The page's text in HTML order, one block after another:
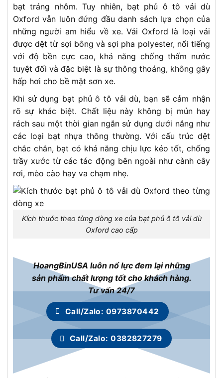
bạt tráng nhôm. Tuy nhiên, bạt phủ ô tô vải dù
Oxford vẫn luôn đứng đầu danh sách lựa chọn của
những người am hiểu về xe. Vải Oxford là loại vải
được dệt từ sợi bông và sợi pha polyester, nổi tiếng
với độ bền cực cao, khả năng chống thấm nước
tuyệt đối và đặc biệt là sự thông thoáng, không gây
hấp hơi cho bề mặt sơn xe.
Khi sử dụng bạt phủ ô tô vải dù, bạn sẽ cảm nhận
rõ sự khác biệt. Chất liệu này không bị mủn hay
rách sau một thời gian ngắn sử dụng dưới nắng như
các loại bạt nhựa thông thường. Với cấu trúc dệt
chắc chắn, bạt có khả năng chịu lực kéo tốt, chống
trầy xước từ các tác động bên ngoài như cành cây
rơi, mèo cào hay va chạm nhẹ.
Kích thước theo từng dòng xe của bạt phủ ô tô vải dù
Oxford cao cấp
HoangBinUSA luôn nổ lực đem lại những
sản phẩm chất lượng tốt cho khách hàng.
Tư vấn 24/7
Call/Zalo: 0973870442
Call/Zalo: 0382827279